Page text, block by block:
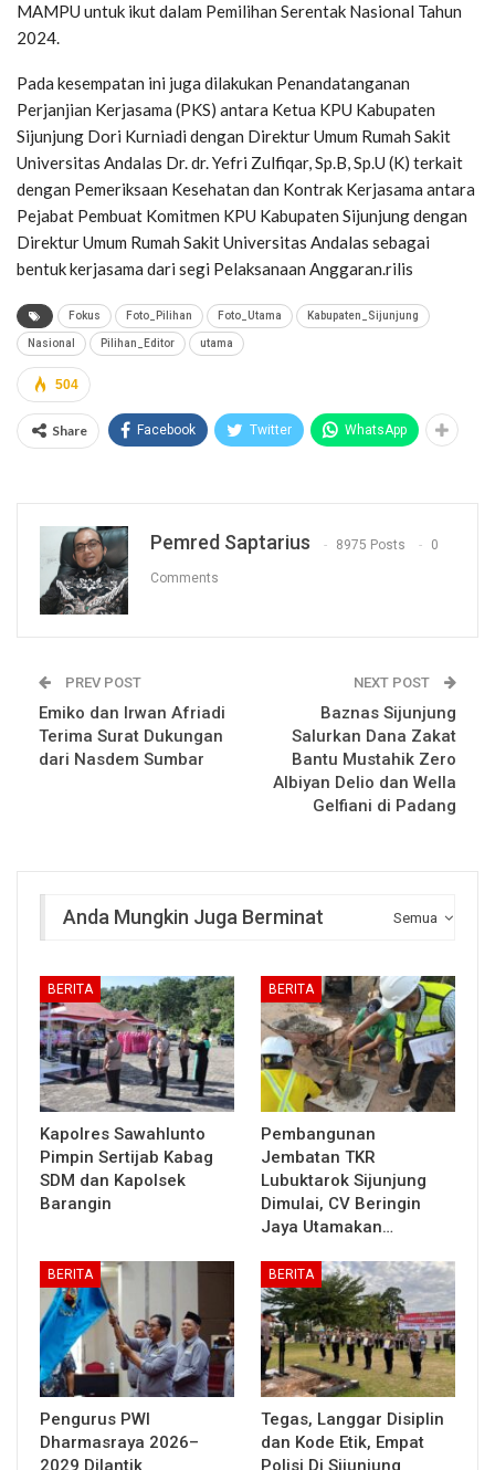
MAMPU untuk ikut dalam Pemilihan Serentak Nasional Tahun
2024.
Pada kesempatan ini juga dilakukan Penandatanganan
Perjanjian Kerjasama (PKS) antara Ketua KPU Kabupaten
Sijunjung Dori Kurniadi dengan Direktur Umum Rumah Sakit
Universitas Andalas Dr. dr. Yefri Zulfiqar, Sp.B, Sp.U (K) terkait
dengan Pemeriksaan Kesehatan dan Kontrak Kerjasama antara
Pejabat Pembuat Komitmen KPU Kabupaten Sijunjung dengan
Direktur Umum Rumah Sakit Universitas Andalas sebagai
bentuk kerjasama dari segi Pelaksanaan Anggaran.rilis
Fokus Foto_Pilihan Foto_Utama Kabupaten_Sijunjung
Nasional Pilihan_Editor utama
504
Share Facebook Twitter WhatsApp
Pemred Saptarius 8975 Posts 0
Comments
PREV POST
Emiko dan Irwan Afriadi
Terima Surat Dukungan
dari Nasdem Sumbar
NEXT POST
Baznas Sijunjung
Salurkan Dana Zakat
Bantu Mustahik Zero
Albiyan Delio dan Wella
Gelfiani di Padang
Semua
Anda Mungkin Juga Berminat
BERITA
Kapolres Sawahlunto
Pimpin Sertijab Kabag
SDM dan Kapolsek
Barangin
BERITA
Pembangunan
Jembatan TKR
Lubuktarok Sijunjung
Dimulai, CV Beringin
Jaya Utamakan…
BERITA
Pengurus PWI
Dharmasraya 2026–
2029 Dilantik
BERITA
Tegas, Langgar Disiplin
dan Kode Etik, Empat
Polisi Di Sijunjung